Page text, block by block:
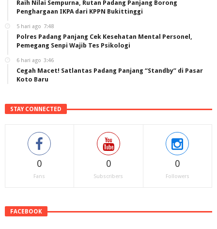
Raih Nilai Sempurna, Rutan Padang Panjang Borong
Penghargaan IKPA dari KPPN Bukittinggi
5 hari ago 7:48
Polres Padang Panjang Cek Kesehatan Mental Personel,
Pemegang Senpi Wajib Tes Psikologi
6 hari ago 3:46
Cegah Macet! Satlantas Padang Panjang “Standby” di Pasar
Koto Baru
STAY CONNECTED
0
Fans
0
Subscribers
0
Followers
FACEBOOK